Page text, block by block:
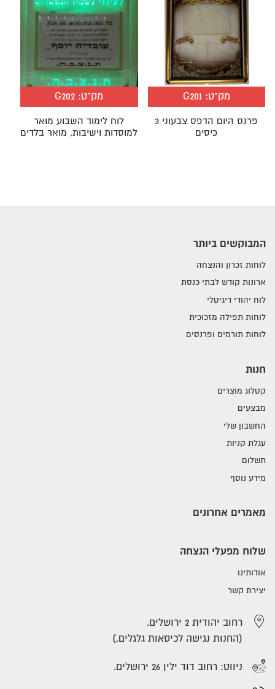
מק"ט:G201
פרנס היום הדפס צבעוני 3
כיסים
מק"ט: G202
לוח לימוד השבוע מואר
למוסדות וישיבות, מואר בלדים
המבוקשים ביותר
לוחות זכרון והנצחה
ארונות קודש לבתי כנסת
לוח יהודי דיגיטלי
לוחות תפילה מזכוכית
לוחות תורמים ופרנסים
חנות
קטלוג מוצרים
מבצעים
החשבון שלי
עגלת קניות
תשלום
מידע נוסף
מאמרים אחרונים
שלוח מפעלי הנצחה
אודותינו
יצירת קשר
רחוב יהודית 2 ירושלים.
(החנות נגישה לכיסאות גלגלים.)
ניווט: רחוב דוד ילין 26 ירושלים.